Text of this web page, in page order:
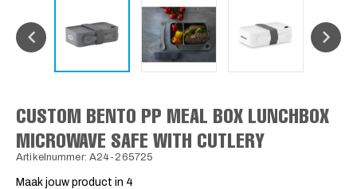
CUSTOM BENTO PP MEAL BOX LUNCHBOX
MICROWAVE SAFE WITH CUTLERY
Artikelnummer: A24-265725
Maak jouw product in 4